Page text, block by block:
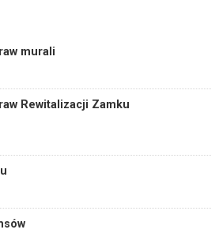
murali
Rewitalizacji Zamku